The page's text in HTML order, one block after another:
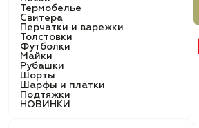
Термобелье
Свитера
Перчатки и варежки
Толстовки
Футболки
Майки
Рубашки
Шорты
Шарфы и платки
Подтяжки
НОВИНКИ